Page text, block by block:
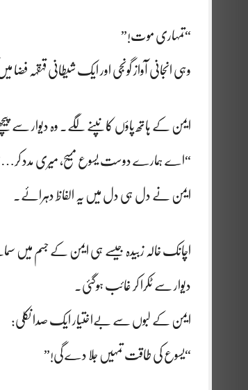
“تمہاری موت!”
وہی انجانی آواز گونجی اور ایک شیطانی قہقہہ فضا
ایمن کے ہاتھ پاؤں کانپنے لگے۔ وہ دیوار سے
“اے ہمارے دوست یسوع مسیح، میری مدد
ایمن نے دل ہی دل میں یہ الفاظ دہرائے۔
اچانک خالہ زبیدہ جیسے ہی ایمن کے جسم
دیوار سے ٹکرا کر غائب ہوگئی۔
ایمن کے لبوں سے بےاختیار ایک صدا نکلی:
“یسوع کی طاقت تمہیں جلا دے گی!”